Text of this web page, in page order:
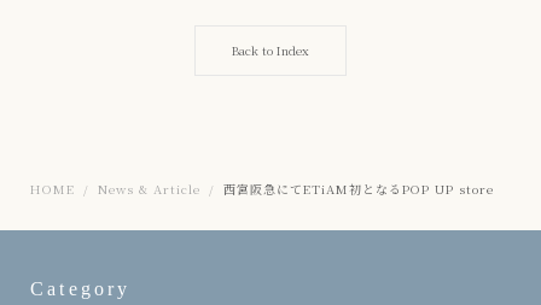
Back to Index
HOME News & Article 西宮阪急にてETiAM初となるPOP UP store
Category